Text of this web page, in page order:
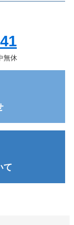
無休
て